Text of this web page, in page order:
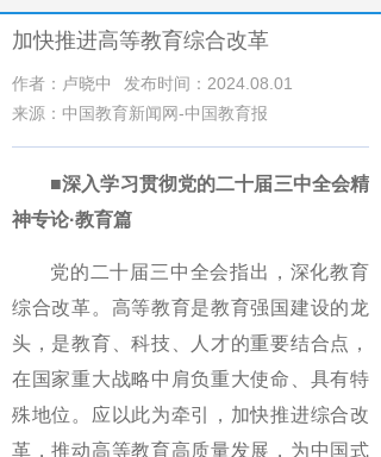
加快推进高等教育综合改革
作者：卢晓中
发布时间：2024.08.01
来源：中国教育新闻网-中国教育报
■深入学习贯彻党的二十届三中全会精
神专论·教育篇
党的二十届三中全会指出，深化教育
综合改革。高等教育是教育强国建设的龙
头，是教育、科技、人才的重要结合点，
在国家重大战略中肩负重大使命、具有特
殊地位。应以此为牵引，加快推进综合改
革，推动高等教育高质量发展，为中国式